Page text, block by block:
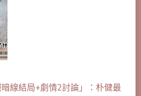
線結局+劇情2討論」：朴健最